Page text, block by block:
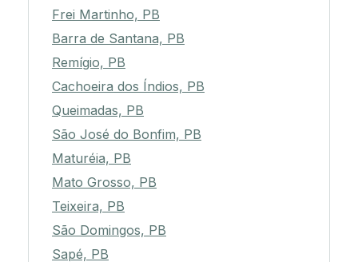
Frei Martinho, PB
Barra de Santana, PB
Remígio, PB
Cachoeira dos Índios, PB
Queimadas, PB
São José do Bonfim, PB
Maturéia, PB
Mato Grosso, PB
Teixeira, PB
São Domingos, PB
Sapé, PB